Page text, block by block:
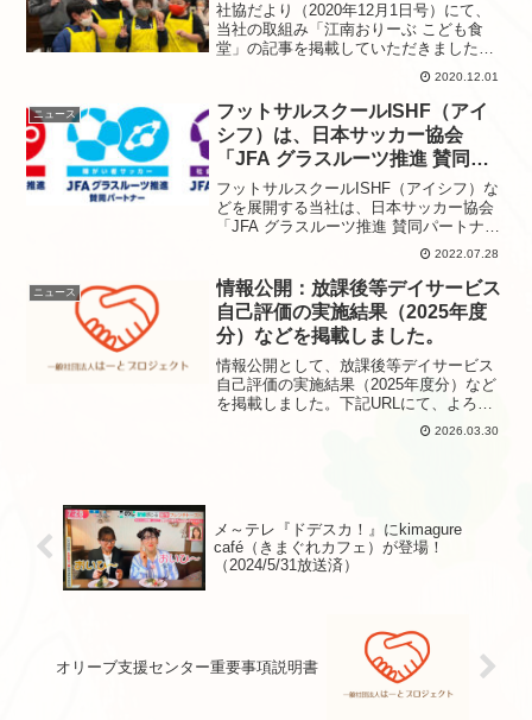
社協だより（2020年12月1日号）にて、
当社の取組み「江南おりーぶ こども食
堂」の記事を掲載していただきました。
2020.12.01
ニュース
フットサルスクールISHF（アイ
シフ）は、日本サッカー協会
「JFA グラスルーツ推進 賛同パ
ートナー」に継続認定されまし
た。
フットサルスクールISHF（アイシフ）な
どを展開する当社は、日本サッカー協会
「JFA グラスルーツ推進 賛同パートナ
2022.07.28
ニュース
情報公開：放課後等デイサービス
自己評価の実施結果（2025年度
分）などを掲載しました。
情報公開として、放課後等デイサービス
自己評価の実施結果（2025年度分）など
を掲載しました。下記URLにて、よろし
くご参照くださいませ。（メインメニュ
ー 障がい福祉＞放課後等デイサービス
2026.03.30
メ～テレ『ドデスカ！』にkimagure
café（きまぐれカフェ）が登場！
（2024/5/31放送済）
オリーブ支援センター重要事項説明書